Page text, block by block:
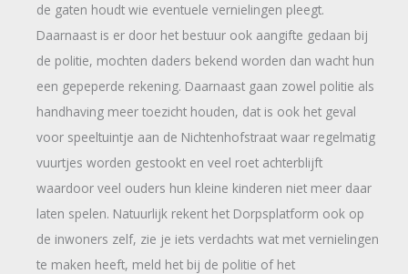
de gaten houdt wie eventuele vernielingen pleegt.
Daarnaast is er door het bestuur ook aangifte gedaan bij
de politie, mochten daders bekend worden dan wacht hun
een gepeperde rekening. Daarnaast gaan zowel politie als
handhaving meer toezicht houden, dat is ook het geval
voor speeltuintje aan de Nichtenhofstraat waar regelmatig
vuurtjes worden gestookt en veel roet achterblijft
waardoor veel ouders hun kleine kinderen niet meer daar
laten spelen. Natuurlijk rekent het Dorpsplatform ook op
de inwoners zelf, zie je iets verdachts wat met vernielingen
te maken heeft, meld het bij de politie of het